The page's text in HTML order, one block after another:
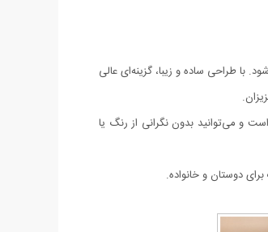
طراحی ساده و زیبا، گزینه‌ای عالی
و می‌توانید بدون نگرانی از رنگ یا